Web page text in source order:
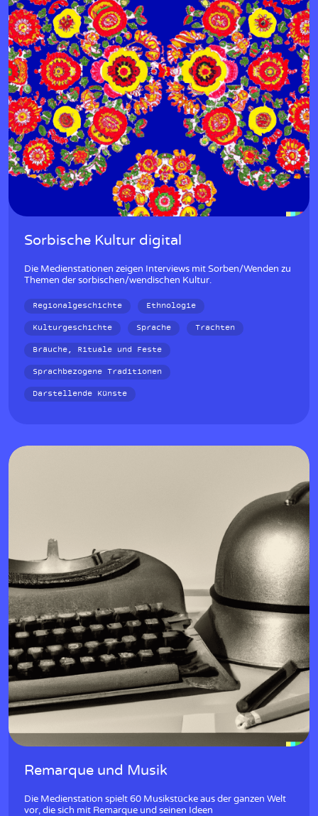
Sorbische Kultur digital
Die Medienstationen zeigen Interviews mit Sorben/Wenden zu
Themen der sorbischen/wendischen Kultur.
Regionalgeschichte
Ethnologie
Kulturgeschichte
Sprache
Trachten
Bräuche, Rituale und Feste
Sprachbezogene Traditionen
Darstellende Künste
Remarque und Musik
Die Medienstation spielt 60 Musikstücke aus der ganzen Welt
vor, die sich mit Remarque und seinen Ideen